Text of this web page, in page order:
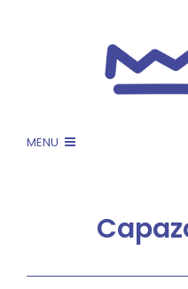
MENU